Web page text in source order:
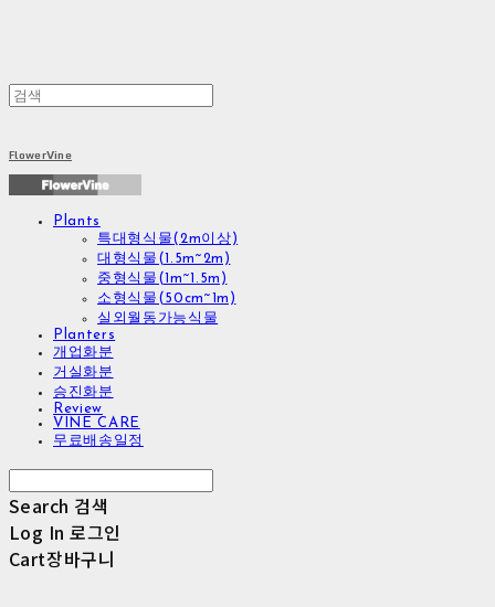
FlowerVine
Plants
특대형식물(2m이상)
대형식물(1.5m~2m)
중형식물(1m~1.5m)
소형식물(50cm~1m)
실외월동가능식물
Planters
개업화분
거실화분
승진화분
Review
VINE CARE
무료배송일정
Search 검색
Log In 로그인
Cart장바구니